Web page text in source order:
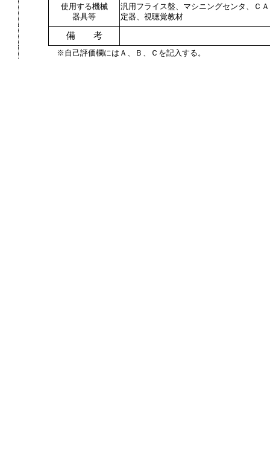
使用する機械
器具等
汎用フライス盤、マシニングセンタ、Ｃ
定器、視聴覚教材
備 考
※自己評価欄にはＡ、Ｂ、Ｃを記入する。